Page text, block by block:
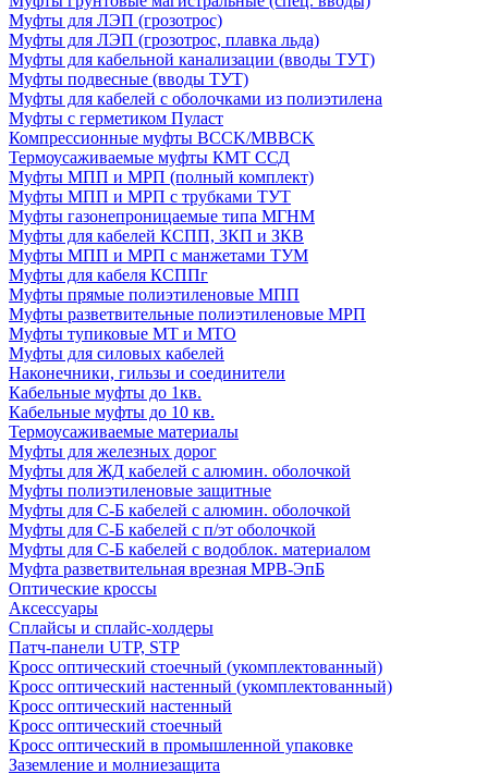
Муфты для ЛЭП (грозотрос)
Муфты для ЛЭП (грозотрос, плавка льда)
Муфты для кабельной канализации (вводы ТУТ)
Муфты подвесные (вводы ТУТ)
Муфты для кабелей с оболочками из полиэтилена
Муфты с герметиком Пуласт
Компрессионные муфты BCCK/MBBCK
Термоусаживаемые муфты КМТ ССД
Муфты МПП и МРП (полный комплект)
Муфты МПП и МРП с трубками ТУТ
Муфты газонепроницаемые типа МГНМ
Муфты для кабелей КСПП, ЗКП и ЗКВ
Муфты МПП и МРП с манжетами ТУМ
Муфты для кабеля КСППг
Муфты прямые полиэтиленовые МПП
Муфты разветвительные полиэтиленовые МРП
Муфты тупиковые МТ и МТО
Муфты для силовых кабелей
Наконечники, гильзы и соединители
Кабельные муфты до 1кв.
Кабельные муфты до 10 кв.
Термоусаживаемые материалы
Муфты для железных дорог
Муфты для ЖД кабелей с алюмин. оболочкой
Муфты полиэтиленовые защитные
Муфты для С-Б кабелей с алюмин. оболочкой
Муфты для С-Б кабелей с п/эт оболочкой
Муфты для С-Б кабелей с водоблок. материалом
Муфта разветвительная врезная МРВ-ЭпБ
Оптические кроссы
Аксессуары
Сплайсы и сплайс-холдеры
Патч-панели UTP, STP
Кросс оптический стоечный (укомплектованный)
Кросс оптический настенный (укомплектованный)
Кросс оптический настенный
Кросс оптический стоечный
Кросс оптический в промышленной упаковке
Заземление и молниезащита